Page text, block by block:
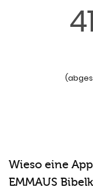
Wieso eine
EMMAUS